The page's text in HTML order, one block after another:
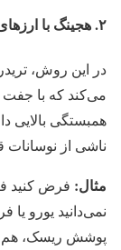
۲. هجینگ با ارزهای مختلف
در این روش،
می‌کند که با
همبستگی بالایی
ناشی از
مثال: فرض کنید
نمی‌دانید یورو